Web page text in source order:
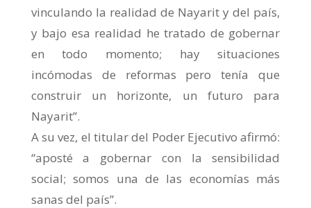
vinculando la realidad de Nayarit y del país,
y bajo esa realidad he tratado de gobernar
en todo momento; hay situaciones
incómodas de reformas pero tenía que
construir un horizonte, un futuro para
Nayarit”.
A su vez, el titular del Poder Ejecutivo afirmó:
“aposté a gobernar con la sensibilidad
social; somos una de las economías más
sanas del país”.